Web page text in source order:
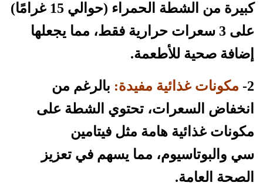
كبيرة من الشطة الحمراء (حوالي 15 غرامًا)
على 3 سعرات حرارية فقط، مما يجعلها
إضافة صحية للأطعمة.
2- مكونات غذائية مفيدة: بالرغم من
انخفاض السعرات، تحتوي الشطة على
مكونات غذائية هامة مثل فيتامين
سي والبوتاسيوم، مما يسهم في تعزيز
الصحة العامة.